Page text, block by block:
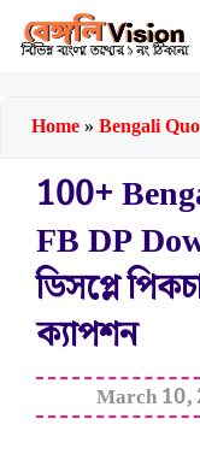
Skip
Home» Bengali
100+
FB DP
ডিসপ্লে
ক্যাপশন
March 10,